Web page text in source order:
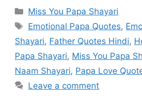
Categories
Miss You Papa Shayari
Tags
Emotional Papa Quotes,
Shayari, Father Quotes Hindi,
Papa Shayari, Miss You Papa
Naam Shayari, Papa Love
Leave a comment